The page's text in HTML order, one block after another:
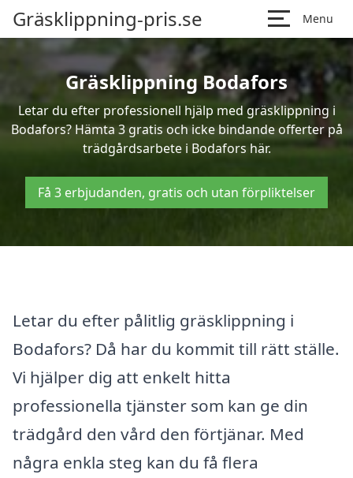
Gräsklippning-pris.se Menu
Gräsklippning Bodafors
Letar du efter professionell hjälp med gräsklippning i
Bodafors? Hämta 3 gratis och icke bindande offerter på
trädgårdsarbete i Bodafors här.
Få 3 erbjudanden, gratis och utan förpliktelser
Letar du efter pålitlig gräsklippning i
Bodafors? Då har du kommit till rätt ställe.
Vi hjälper dig att enkelt hitta
professionella tjänster som kan ge din
trädgård den vård den förtjänar. Med
några enkla steg kan du få flera